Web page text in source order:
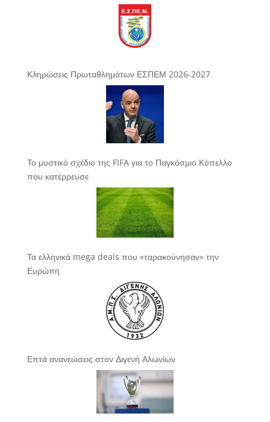
Κληρώσεις Πρωταθλημάτων ΕΣΠΕΜ 2026-2027
Το μυστικό σχέδιο της FIFA για το Παγκόσμιο Κύπελλο
που κατέρρευσε
Τα ελληνικά mega deals που «ταρακούνησαν» την
Ευρώπη
Επτά ανανεώσεις στον Διγενή Αλωνίων